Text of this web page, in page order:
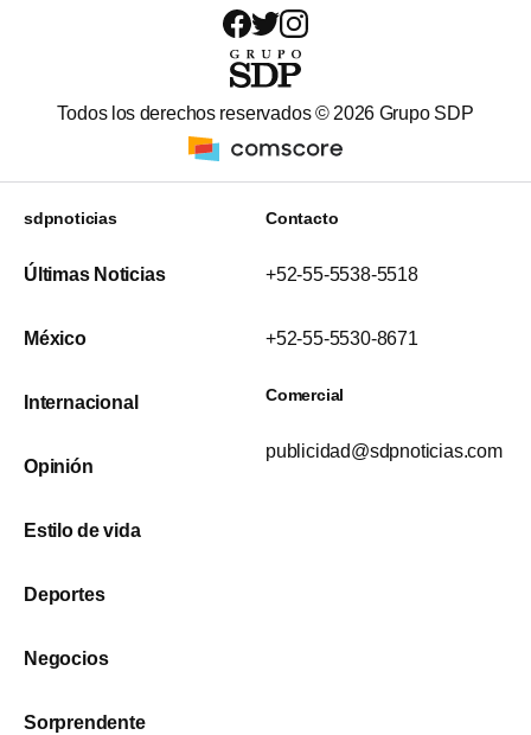
Todos los derechos reservados © 2026 Grupo SDP
sdpnoticias
Últimas Noticias
México
Internacional
Opinión
Estilo de vida
Deportes
Negocios
Sorprendente
Contacto
+52-55-5538-5518
+52-55-5530-8671
Comercial
publicidad@sdpnoticias.com